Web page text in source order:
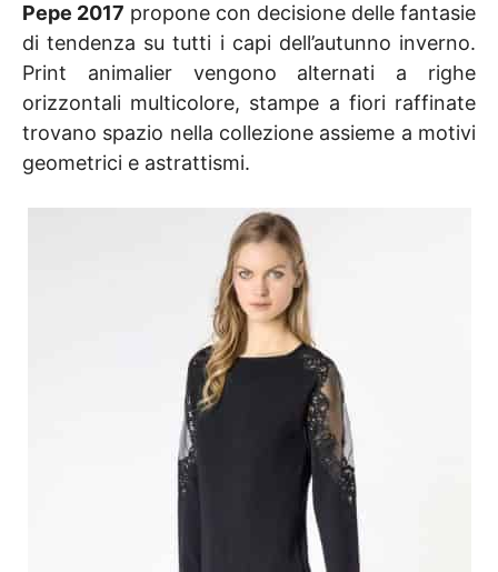
Pepe 2017 propone con decisione delle fantasie
di tendenza su tutti i capi dell’autunno inverno.
Print animalier vengono alternati a righe
orizzontali multicolore, stampe a fiori raffinate
trovano spazio nella collezione assieme a motivi
geometrici e astrattismi.